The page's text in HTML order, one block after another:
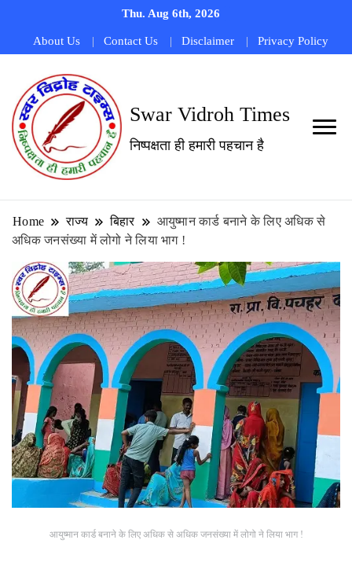
Thu. Aug 6th, 2026
About Us Contact Us Disclaimer Privacy Policy
Swar Vidroh Times
निष्पक्षता ही हमारी पहचान है
Home राज्य बिहार
आयुष्मान कार्ड बनाने के लिए अधिक से
अधिक जनसंख्या में लोगो ने लिया भाग !
आयुष्मान कार्ड बनाने के लिए अधिक से अधिक जनसंख्या में लोगो ने लिया भाग !